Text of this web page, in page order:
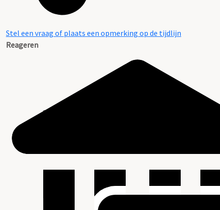
Stel een vraag of plaats een opmerking op de tijdlijn
Reageren